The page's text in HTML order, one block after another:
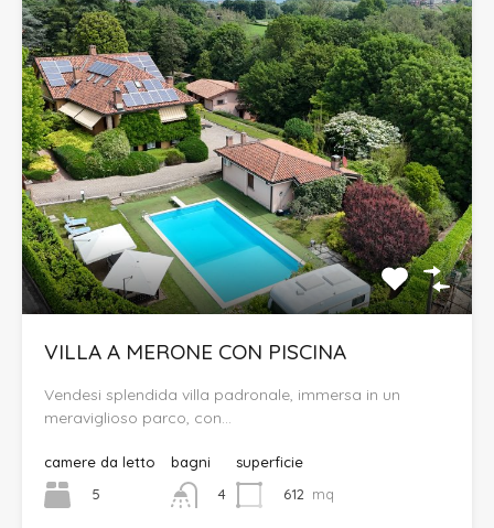
VILLA A MERONE CON PISCINA
Vendesi splendida villa padronale, immersa in un
meraviglioso parco, con…
camere da letto
5
bagni
4
superficie
612 mq